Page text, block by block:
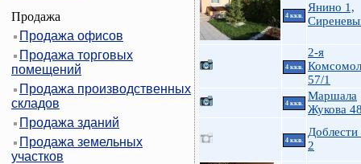
Продажа
Продажа офисов
Продажа торговых
помещений
Продажа производственных
складов
Продажа зданий
Продажа земельных
участков
4 ккв.
Янино 1,
4 ккв.
2-я
57/1
4 ккв.
Маршала
Жукова
4 ккв.
Доблести
2